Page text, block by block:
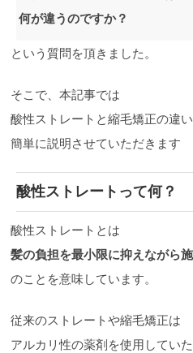
何が違うのですか？
という質問を頂きました。
そこで、本記事では
酸性ストレートと縮毛矯正の違
簡単に説明させていただきます
酸性ストレートって何？
酸性ストレートとは
髪の負担を最小限に抑えながら
のことを意味しています。
従来のストレートや縮毛矯正は
アルカリ性の薬剤を使用してい